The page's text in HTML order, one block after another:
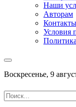
Наши
Авторам
Контакты
Условия
Воскресенье, 9